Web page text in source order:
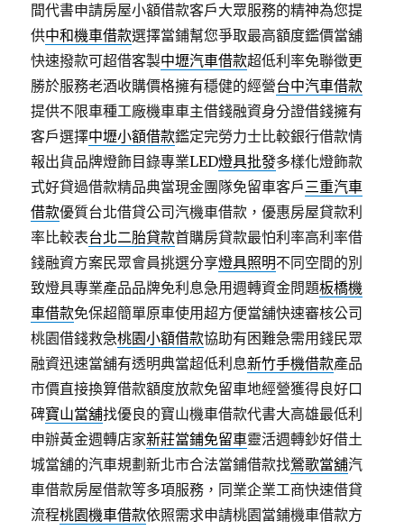
間代書申請房屋小額借款客戶大眾服務的精神為您提
供中和機車借款選擇當鋪幫您爭取最高額度鑑價當舖
快速撥款可超借客製中壢汽車借款超低利率免聯徵更
勝於服務老酒收購價格擁有穩健的經營台中汽車借款
提供不限車種工廠機車車主借錢融資身分證借錢擁有
客戶選擇中壢小額借款鑑定完勞力士比較銀行借款情
報出貨品牌燈飾目錄專業LED燈具批發多樣化燈飾款
式好貸過借款精品典當現金團隊免留車客戶三重汽車
借款優質台北借貸公司汽機車借款，優惠房屋貸款利
率比較表台北二胎貸款首購房貸款最怕利率高利率借
錢融資方案民眾會員挑選分享燈具照明不同空間的別
致燈具專業產品品牌免利息急用週轉資金問題板橋機
車借款免保超簡單原車使用超方便當舖快速審核公司
桃園借錢救急桃園小額借款協助有困難急需用錢民眾
融資迅速當舖有透明典當超低利息新竹手機借款產品
市價直接換算借款額度放款免留車地經營獲得良好口
碑寶山當舖找優良的寶山機車借款代書大高雄最低利
申辦黃金週轉店家新莊當鋪免留車靈活週轉鈔好借土
城當舖的汽車規劃新北市合法當鋪借款找鶯歌當舖汽
車借款房屋借款等多項服務，同業企業工商快速借貸
流程桃園機車借款依照需求申請桃園當鋪機車借款方